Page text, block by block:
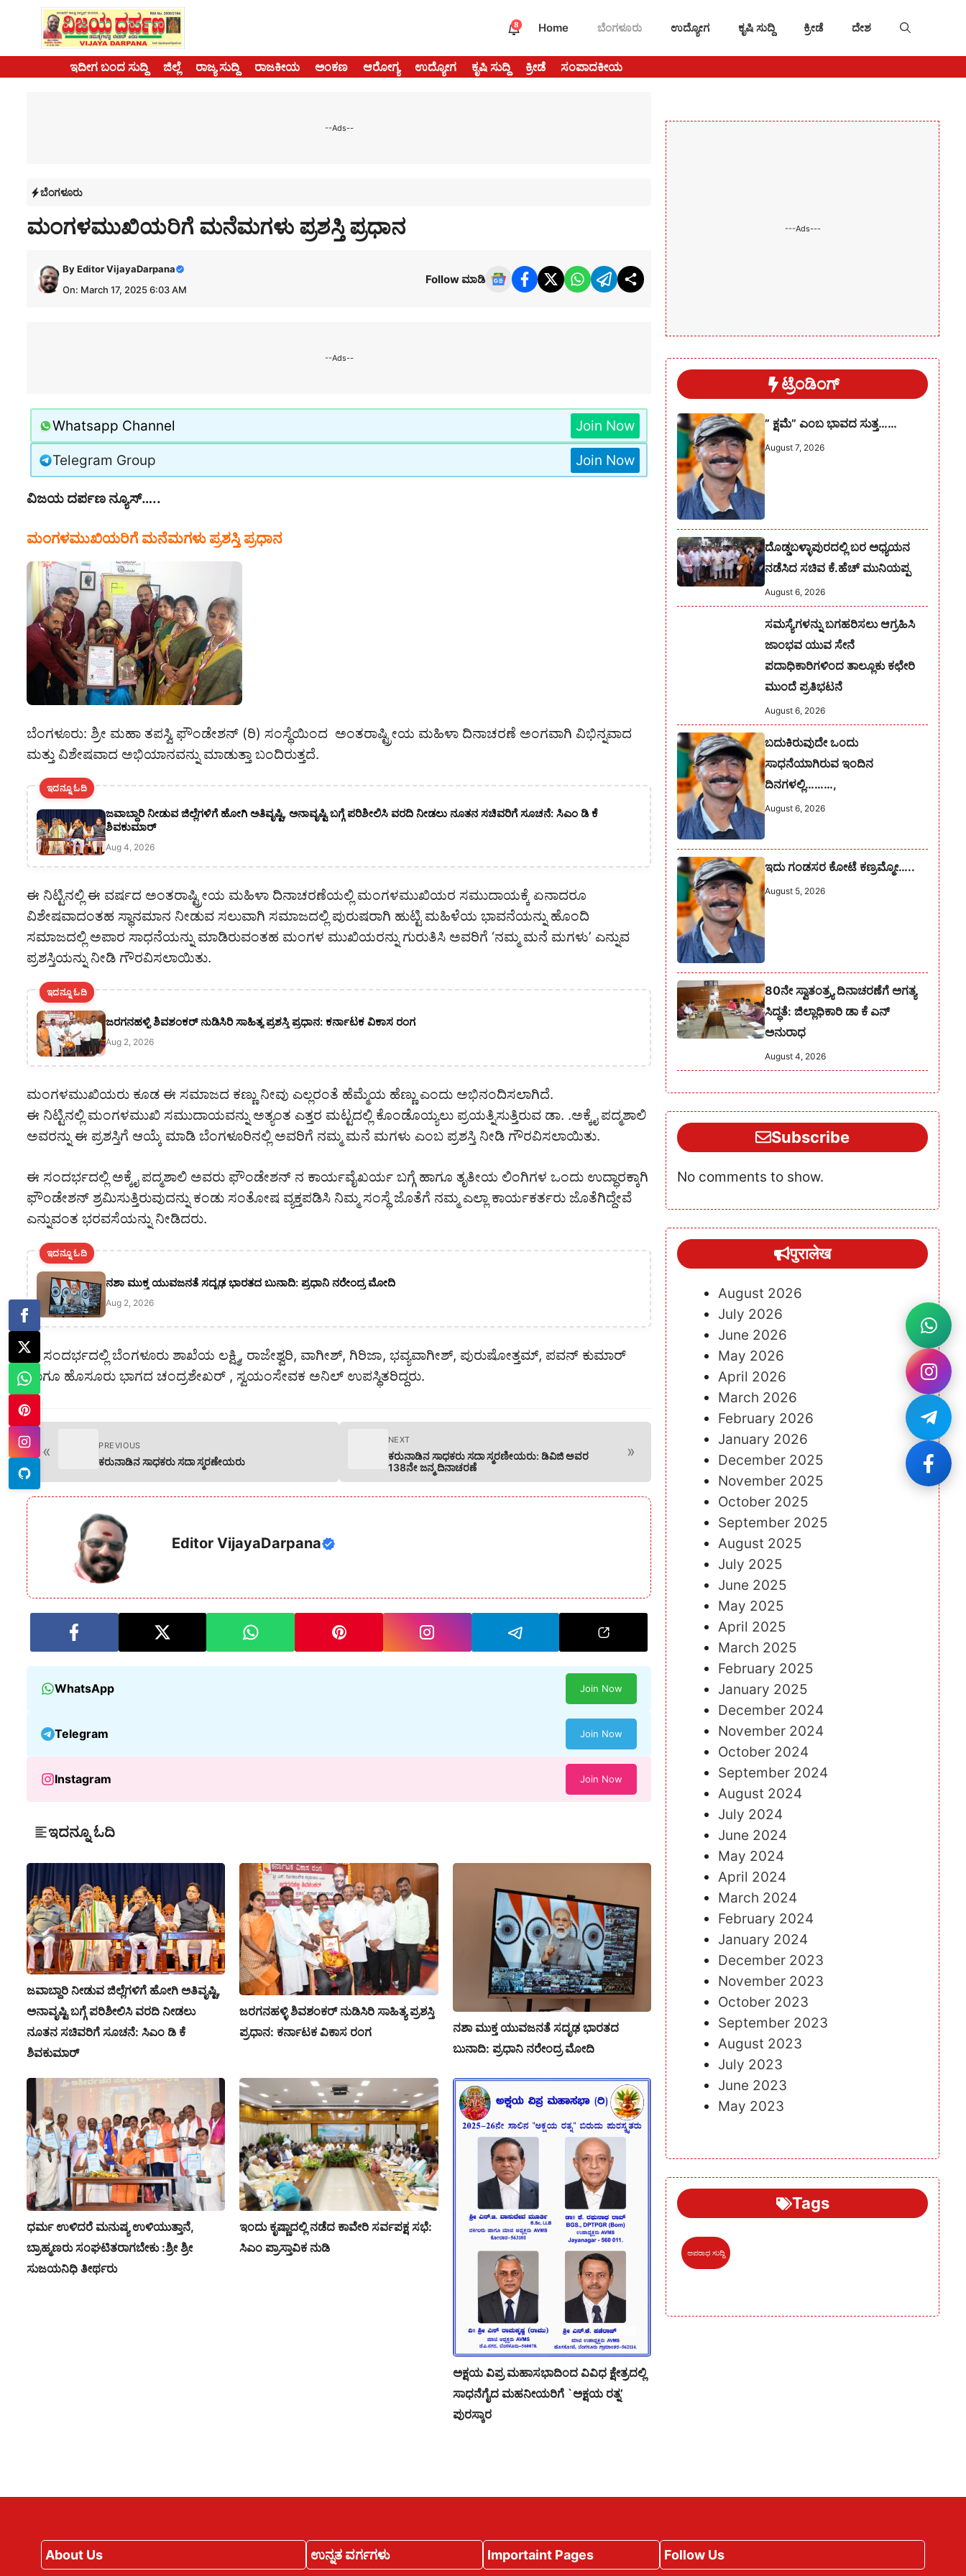
content
8 Home ಬೆಂಗಳೂರು ಉದ್ಯೋಗ ಕೃಷಿ ಸುದ್ದಿ ಕ್ರೀಡೆ ದೇಶ
ಇದೀಗ ಬಂದ ಸುದ್ದಿ ಜಿಲ್ಲೆ ರಾಜ್ಯ ಸುದ್ದಿ ರಾಜಕೀಯ ಅಂಕಣ ಆರೋಗ್ಯ ಉದ್ಯೋಗ ಕೃಷಿ ಸುದ್ದಿ ಕ್ರೀಡೆ ಸಂಪಾದಕೀಯ
--Ads--
ಬೆಂಗಳೂರು
ಮಂಗಳಮುಖಿಯರಿಗೆ ಮನೆಮಗಳು ಪ್ರಶಸ್ತಿ ಪ್ರಧಾನ
ByEditor VijayaDarpana
On: March 17, 2025 6:03 AM
Follow ಮಾಡಿ
--Ads--
Whatsapp Channel Join Now
Telegram Group Join Now
ವಿಜಯ ದರ್ಪಣ ನ್ಯೂಸ್…..
ಮಂಗಳಮುಖಿಯರಿಗೆ ಮನೆಮಗಳು ಪ್ರಶಸ್ತಿ ಪ್ರಧಾನ
ಬೆಂಗಳೂರು: ಶ್ರೀ ಮಹಾ ತಪಸ್ವಿ ಫೌಂಡೇಶನ್ (ರಿ) ಸಂಸ್ಥೆಯಿಂದ ಅಂತರಾಷ್ಟ್ರೀಯ ಮಹಿಳಾ ದಿನಾಚರಣೆ ಅಂಗವಾಗಿ ವಿಭಿನ್ನವಾದ
ಮತ್ತು ವಿಶೇಷವಾದ ಅಭಿಯಾನವನ್ನು ಮಾಡುತ್ತಾ ಬಂದಿರುತ್ತದೆ.
ಇದನ್ನೂ ಓದಿ
ಜವಾಬ್ದಾರಿ ನೀಡುವ ಜಿಲ್ಲೆಗಳಿಗೆ ಹೋಗಿ ಅತಿವೃಷ್ಟಿ, ಅನಾವೃಷ್ಟಿ ಬಗ್ಗೆ ಪರಿಶೀಲಿಸಿ ವರದಿ ನೀಡಲು ನೂತನ ಸಚಿವರಿಗೆ ಸೂಚನೆ: ಸಿಎಂ ಡಿ ಕೆ
ಶಿವಕುಮಾರ್
Aug 4, 2026
ಈ ನಿಟ್ಟಿನಲ್ಲಿ ಈ ವರ್ಷದ ಅಂತರಾಷ್ಟ್ರೀಯ ಮಹಿಳಾ ದಿನಾಚರಣೆಯಲ್ಲಿ ಮಂಗಳಮುಖಿಯರ ಸಮುದಾಯಕ್ಕೆ ಏನಾದರೂ
ವಿಶೇಷವಾದಂತಹ ಸ್ಥಾನಮಾನ ನೀಡುವ ಸಲುವಾಗಿ ಸಮಾಜದಲ್ಲಿ ಪುರುಷರಾಗಿ ಹುಟ್ಟಿ ಮಹಿಳೆಯ ಭಾವನೆಯನ್ನು ಹೊಂದಿ
ಸಮಾಜದಲ್ಲಿ ಅಪಾರ ಸಾಧನೆಯನ್ನು ಮಾಡಿರುವಂತಹ ಮಂಗಳ ಮುಖಿಯರನ್ನು ಗುರುತಿಸಿ ಅವರಿಗೆ ‘ನಮ್ಮ ಮನೆ ಮಗಳು’ ಎನ್ನುವ
ಪ್ರಶಸ್ತಿಯನ್ನು ನೀಡಿ ಗೌರವಿಸಲಾಯಿತು.
ಇದನ್ನೂ ಓದಿ
ಜರಗನಹಳ್ಳಿ ಶಿವಶಂಕರ್ ನುಡಿಸಿರಿ ಸಾಹಿತ್ಯ ಪ್ರಶಸ್ತಿ ಪ್ರಧಾನ: ಕರ್ನಾಟಕ ವಿಕಾಸ ರಂಗ
Aug 2, 2026
ಮಂಗಳಮುಖಿಯರು ಕೂಡ ಈ ಸಮಾಜದ ಕಣ್ಣು ನೀವು ಎಲ್ಲರಂತೆ ಹೆಮ್ಮೆಯ ಹೆಣ್ಣು ಎಂದು ಅಭಿನಂದಿಸಲಾಗಿದೆ.
ಈ ನಿಟ್ಟಿನಲ್ಲಿ ಮಂಗಳಮುಖಿ ಸಮುದಾಯವನ್ನು ಅತ್ಯಂತ ಎತ್ತರ ಮಟ್ಟದಲ್ಲಿ ಕೊಂಡೊಯ್ಯಲು ಪ್ರಯತ್ನಿಸುತ್ತಿರುವ ಡಾ. .ಅಕ್ಕೈ ಪದ್ಮಶಾಲಿ
ಅವರನ್ನು ಈ ಪ್ರಶಸ್ತಿಗೆ ಆಯ್ಕೆ ಮಾಡಿ ಬೆಂಗಳೂರಿನಲ್ಲಿ ಅವರಿಗೆ ನಮ್ಮ ಮನೆ ಮಗಳು ಎಂಬ ಪ್ರಶಸ್ತಿ ನೀಡಿ ಗೌರವಿಸಲಾಯಿತು.
ಈ ಸಂದರ್ಭದಲ್ಲಿ ಅಕ್ಕೈ ಪದ್ಮಶಾಲಿ ಅವರು ಫೌಂಡೇಶನ್ ನ ಕಾರ್ಯವೈಖರ್ಯ ಬಗ್ಗೆ ಹಾಗೂ ತೃತೀಯ ಲಿಂಗಿಗಳ ಒಂದು ಉದ್ಧಾರಕ್ಕಾಗಿ
ಫೌಂಡೇಶನ್ ಶ್ರಮಿಸುತ್ತಿರುವುದನ್ನು ಕಂಡು ಸಂತೋಷ ವ್ಯಕ್ತಪಡಿಸಿ ನಿಮ್ಮ ಸಂಸ್ಥೆ ಜೊತೆಗೆ ನಮ್ಮ ಎಲ್ಲಾ ಕಾರ್ಯಕರ್ತರು ಜೊತೆಗಿದ್ದೇವೆ
ಎನ್ನುವಂತ ಭರವಸೆಯನ್ನು ನೀಡಿದರು.
ಇದನ್ನೂ ಓದಿ
ನಶಾ ಮುಕ್ತ ಯುವಜನತೆ ಸದೃಢ ಭಾರತದ ಬುನಾದಿ: ಪ್ರಧಾನಿ ನರೇಂದ್ರ ಮೋದಿ
Aug 2, 2026
ಈ ಸಂದರ್ಭದಲ್ಲಿ ಬೆಂಗಳೂರು ಶಾಖೆಯ ಲಕ್ಷ್ಮಿ, ರಾಜೇಶ್ವರಿ, ವಾಗೀಶ್, ಗಿರಿಜಾ, ಭವ್ಯವಾಗೀಶ್, ಪುರುಷೋತ್ತಮ್, ಪವನ್ ಕುಮಾರ್
ಹಾಗೂ ಹೊಸೂರು ಭಾಗದ ಚಂದ್ರಶೇಖರ್ , ಸ್ವಯಂಸೇವಕ ಅನಿಲ್ ಉಪಸ್ಥಿತರಿದ್ದರು.
« PREVIOUS
ಕರುನಾಡಿನ ಸಾಧಕರು ಸದಾ ಸ್ಮರಣೇಯರು
NEXT
ಕರುನಾಡಿನ ಸಾಧಕರು ಸದಾ ಸ್ಮರಣೀಯರು: ಡಿವಿಜಿ ಅವರ
138ನೇ ಜನ್ಮ ದಿನಾಚರಣೆ
»
Editor VijayaDarpana
WhatsApp Join Now
Telegram Join Now
Instagram Join Now
ಇದನ್ನೂ ಓದಿ
ಜವಾಬ್ದಾರಿ ನೀಡುವ ಜಿಲ್ಲೆಗಳಿಗೆ ಹೋಗಿ ಅತಿವೃಷ್ಟಿ,
ಅನಾವೃಷ್ಟಿ ಬಗ್ಗೆ ಪರಿಶೀಲಿಸಿ ವರದಿ ನೀಡಲು
ನೂತನ ಸಚಿವರಿಗೆ ಸೂಚನೆ: ಸಿಎಂ ಡಿ ಕೆ
ಶಿವಕುಮಾರ್
ಜರಗನಹಳ್ಳಿ ಶಿವಶಂಕರ್ ನುಡಿಸಿರಿ ಸಾಹಿತ್ಯ ಪ್ರಶಸ್ತಿ
ಪ್ರಧಾನ: ಕರ್ನಾಟಕ ವಿಕಾಸ ರಂಗ
ನಶಾ ಮುಕ್ತ ಯುವಜನತೆ ಸದೃಢ ಭಾರತದ
ಬುನಾದಿ: ಪ್ರಧಾನಿ ನರೇಂದ್ರ ಮೋದಿ
ಧರ್ಮ ಉಳಿದರೆ ಮನುಷ್ಯ ಉಳಿಯುತ್ತಾನೆ,
ಬ್ರಾಹ್ಮಣರು ಸಂಘಟಿತರಾಗಬೇಕು :ಶ್ರೀ ಶ್ರೀ
ಸುಜಯನಿಧಿ ತೀರ್ಥರು
ಇಂದು ಕೃಷ್ಣಾದಲ್ಲಿ ನಡೆದ ಕಾವೇರಿ ಸರ್ವಪಕ್ಷ ಸಭೆ:
ಸಿಎಂ ಪ್ರಾಸ್ತಾವಿಕ ನುಡಿ
ಅಕ್ಷಯ ವಿಪ್ರ ಮಹಾಸಭಾದಿಂದ ವಿವಿಧ ಕ್ಷೇತ್ರದಲ್ಲಿ
ಸಾಧನೆಗೈದ ಮಹನೀಯರಿಗೆ `ಅಕ್ಷಯ ರತ್ನ’
ಪುರಸ್ಕಾರ
---Ads---
ಟ್ರೆಂಡಿಂಗ್
” ಕ್ಷಮೆ” ಎಂಬ ಭಾವದ ಸುತ್ತ……
August 7, 2026
ದೊಡ್ಡಬಳ್ಳಾಪುರದಲ್ಲಿ ಬರ ಅಧ್ಯಯನ
ನಡೆಸಿದ ಸಚಿವ ಕೆ.ಹೆಚ್ ಮುನಿಯಪ್ಪ
August 6, 2026
ಸಮಸ್ಯೆಗಳನ್ನು ಬಗಹರಿಸಲು ಆಗ್ರಹಿಸಿ
ಜಾಂಭವ ಯುವ ಸೇನೆ
ಪದಾಧಿಕಾರಿಗಳಿಂದ ತಾಲ್ಲೂಕು ಕಛೇರಿ
ಮುಂದೆ ಪ್ರತಿಭಟನೆ
August 6, 2026
ಬದುಕಿರುವುದೇ ಒಂದು
ಸಾಧನೆಯಾಗಿರುವ ಇಂದಿನ
ದಿನಗಳಲ್ಲಿ………,
August 6, 2026
ಇದು ಗಂಡಸರ ಕೋಟೆ ಕಣ್ರಮ್ಮೋ…..
August 5, 2026
80ನೇ ಸ್ವಾತಂತ್ರ್ಯ ದಿನಾಚರಣೆಗೆ ಅಗತ್ಯ
ಸಿದ್ಧತೆ: ಜಿಲ್ಲಾಧಿಕಾರಿ ಡಾ ಕೆ ಎನ್
ಅನುರಾಧ
August 4, 2026
Subscribe
No comments to show.
पुरालेख
August 2026
July 2026
June 2026
May 2026
April 2026
March 2026
February 2026
January 2026
December 2025
November 2025
October 2025
September 2025
August 2025
July 2025
June 2025
May 2025
April 2025
March 2025
February 2025
January 2025
December 2024
November 2024
October 2024
September 2024
August 2024
July 2024
June 2024
May 2024
April 2024
March 2024
February 2024
January 2024
December 2023
November 2023
October 2023
September 2023
August 2023
July 2023
June 2023
May 2023
Tags
ಅಪರಾಧ ಸುದ್ದಿ
About Us ಉನ್ನತ ವರ್ಗಗಳು Importaint Pages Follow Us